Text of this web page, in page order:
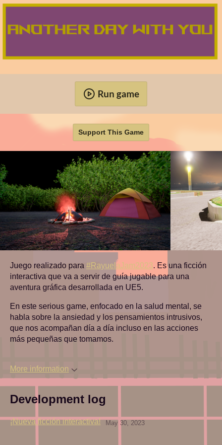
Run game
Support This Game
Juego realizado para #RayuelaJam2023. Es una ficción
interactiva que va a servir de guía jugable para una
aventura gráfica desarrollada en UE5.
En este serious game, enfocado en la salud mental, se
habla sobre la ansiedad y los pensamientos intrusivos,
que nos acompañan día a día incluso en las acciones
más pequeñas que tomamos.
More information
Development log
¡Nueva ficción interactiva! May 30, 2023